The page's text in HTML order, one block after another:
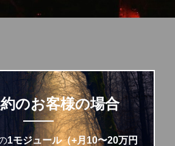
のお客様の場合
1モジュール（+月10〜20万円